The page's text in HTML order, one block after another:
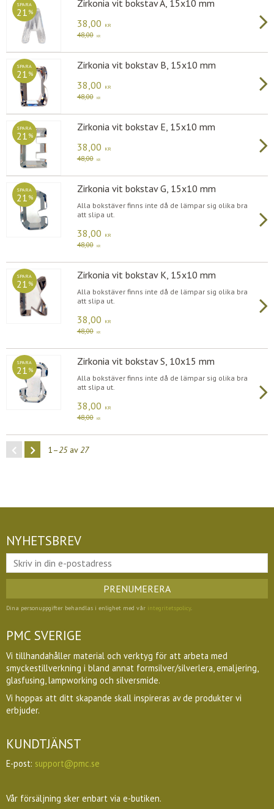
Zirkonia vit bokstav A, 15x10 mm
38,00
KR
48,00 KR
SPARA
21 %
Zirkonia vit bokstav B, 15x10 mm
38,00
KR
48,00 KR
SPARA
21 %
Zirkonia vit bokstav E, 15x10 mm
38,00
KR
48,00 KR
SPARA
21 %
Zirkonia vit bokstav G, 15x10 mm
Alla bokstäver finns inte då de lämpar sig olika bra
att slipa ut.
38,00 KR
48,00 KR
SPARA
21 %
Zirkonia vit bokstav K, 15x10 mm
Alla bokstäver finns inte då de lämpar sig olika bra
att slipa ut.
38,00 KR
48,00 KR
SPARA
21 %
Zirkonia vit bokstav S, 10x15 mm
Alla bokstäver finns inte då de lämpar sig olika bra
att slipa ut.
38,00 KR
48,00 KR
SPARA
21 %
1–25av27
NYHETSBREV
PRENUMERERA
Dina personuppgifter behandlas i enlighet med vår integritetspolicy.
PMC SVERIGE
Vi tillhandahåller material och verktyg för att arbeta med
smyckestillverkning i bland annat formsilver/silverlera, emaljering,
glasfusing, lampworking och silversmide.
Vi hoppas att ditt skapande skall inspireras av de produkter vi
erbjuder.
KUNDTJÄNST
E-post: support@pmc.se
Vår försäljning sker enbart via e-butiken.